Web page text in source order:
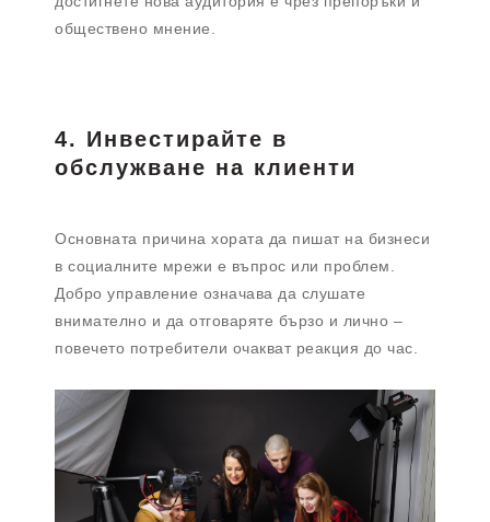
обществено мнение.
4. Инвестирайте в
обслужване на клиенти
Основната причина хората да пишат на бизнеси
в социалните мрежи е въпрос или проблем.
Добро управление означава да слушате
внимателно и да отговаряте бързо и лично –
повечето потребители очакват реакция до час.